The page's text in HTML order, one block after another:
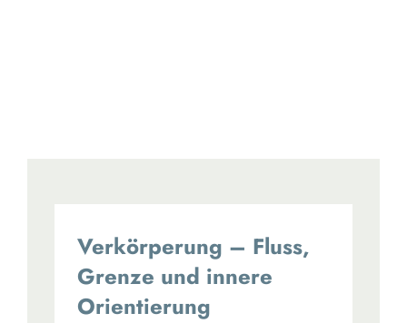
Verkörperung – Fluss,
Grenze und innere
Orientierung